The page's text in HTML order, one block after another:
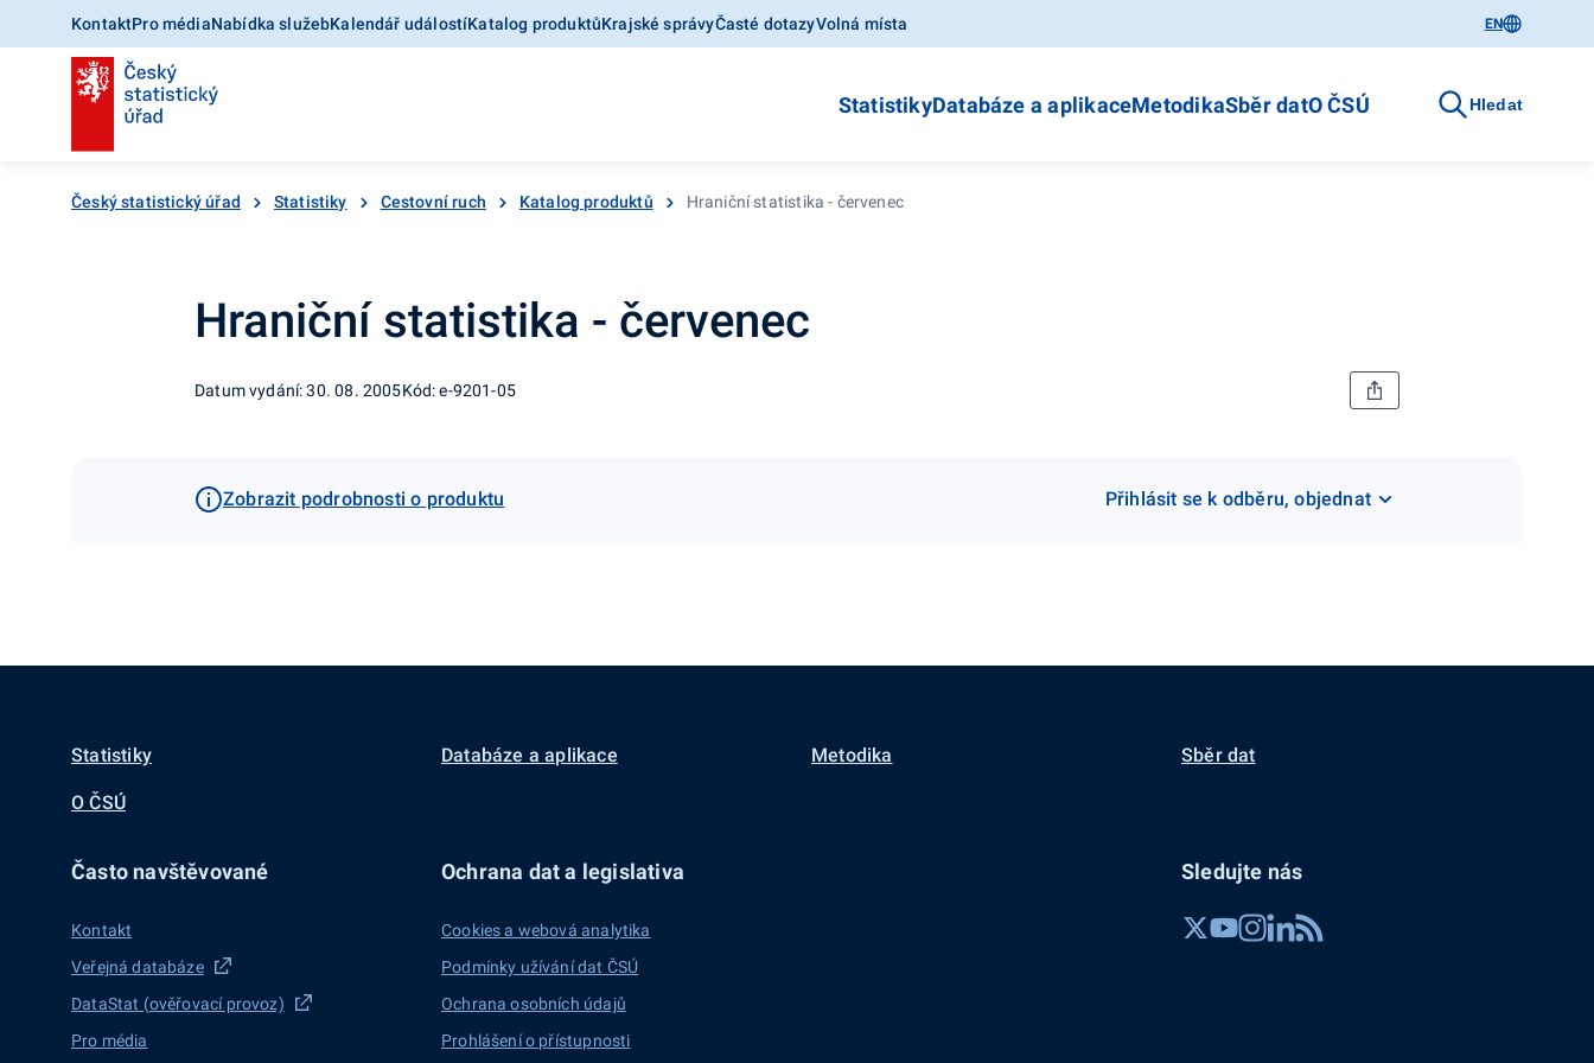
KontaktPro médiaNabídka služebKalendář událostíKatalog produktůKrajské správyČasté dotazyVolná místa EN
StatistikyDatabáze a aplikaceMetodikaSběr datO ČSÚ Hledat
Český statistický úřad Statistiky Cestovní ruch Katalog produktů Hraniční statistika - červenec
Hraniční statistika - červenec
Datum vydání: 30. 08. 2005Kód: e-9201-05
Zobrazit podrobnosti o produktu Přihlásit se k odběru, objednat
Statistiky Databáze a aplikace Metodika Sběr dat
O ČSÚ
Často navštěvované
Kontakt
Veřejná databáze
DataStat (ověřovací provoz)
Pro média
Ochrana dat a legislativa
Cookies a webová analytika
Podmínky užívání dat ČSÚ
Ochrana osobních údajů
Prohlášení o přístupnosti
Sledujte nás